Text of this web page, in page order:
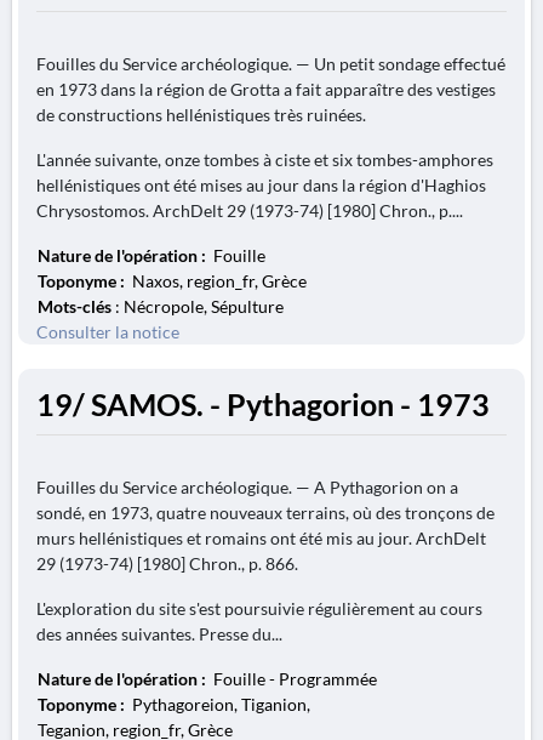
Fouilles du Service archéologique. — Un petit sondage effectué
en 1973 dans la région de Grotta a fait apparaître des vestiges
de constructions hellénistiques très ruinées.
L'année suivante, onze tombes à ciste et six tombes-amphores
hellénistiques ont été mises au jour dans la région d'Haghios
Chrysostomos. ArchDelt 29 (1973-74) [1980] Chron., p....
Nature de l'opération : Fouille
Toponyme : Naxos, region_fr, Grèce
Mots-clés : Nécropole, Sépulture
Consulter la notice
19/ SAMOS. - Pythagorion - 1973
Fouilles du Service archéologique. — A Pythagorion on a
sondé, en 1973, quatre nouveaux terrains, où des tronçons de
murs hellénistiques et romains ont été mis au jour. ArchDelt
29 (1973-74) [1980] Chron., p. 866.
L'exploration du site s'est poursuivie régulièrement au cours
des années suivantes. Presse du...
Nature de l'opération : Fouille - Programmée
Toponyme : Pythagoreion, Tiganion,
Teganion, region_fr, Grèce